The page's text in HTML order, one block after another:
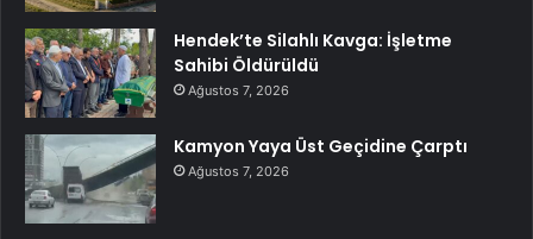
Hendek’te Silahlı Kavga: İşletme
Sahibi Öldürüldü
Ağustos 7, 2026
Kamyon Yaya Üst Geçidine Çarptı
Ağustos 7, 2026